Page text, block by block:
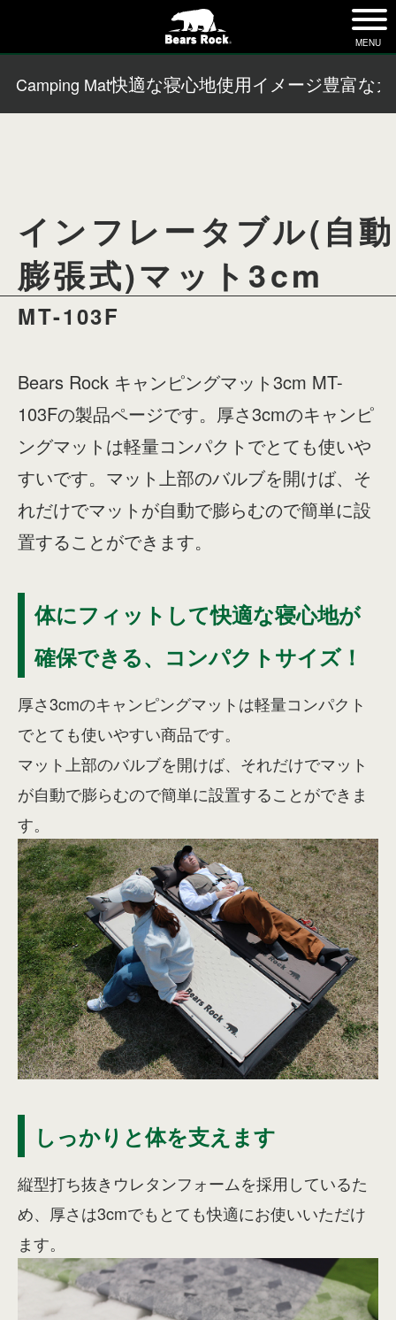
MENU
Camping Mat快適な寝心地使用イメージ豊富な
インフレータブル(自動
膨張式)マット3cm
MT-103F
Bears Rock キャンピングマット3cm MT-
103Fの製品ページです。厚さ3cmのキャンピ
ングマットは軽量コンパクトでとても使いや
すいです。マット上部のバルブを開けば、そ
れだけでマットが自動で膨らむので簡単に設
置することができます。
体にフィットして快適な寝心地が
確保できる、コンパクトサイズ！
厚さ3cmのキャンピングマットは軽量コンパクト
でとても使いやすい商品です。
マット上部のバルブを開けば、それだけでマット
が自動で膨らむので簡単に設置することができま
す。
しっかりと体を支えます
縦型打ち抜きウレタンフォームを採用しているた
め、厚さは3cmでもとても快適にお使いいただけ
ます。